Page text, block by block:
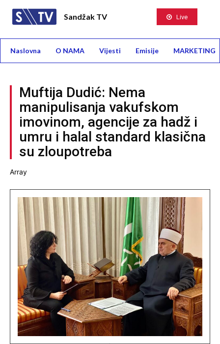
Sandžak TV Live
Naslovna O NAMA Vijesti Emisije MARKETING
Muftija Dudić: Nema
manipulisanja vakufskom
imovinom, agencije za hadž i
umru i halal standard klasična
su zloupotreba
Array